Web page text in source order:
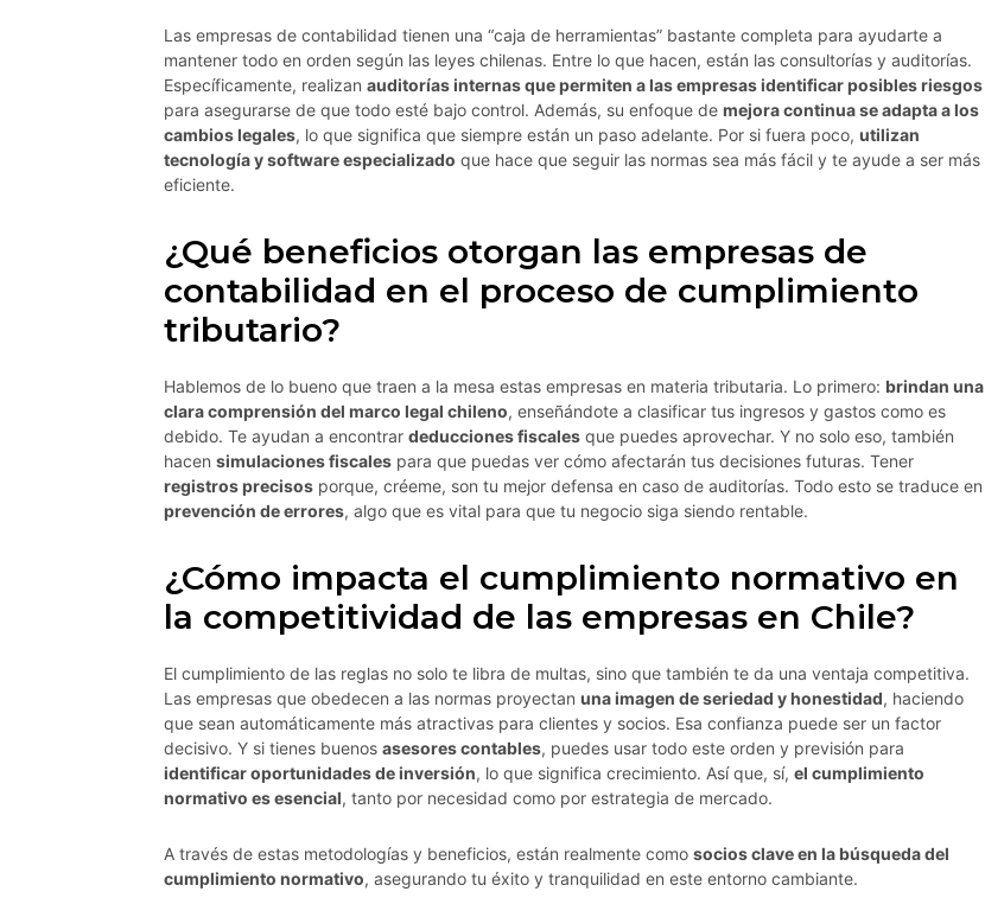
Las empresas de contabilidad tienen una “caja de herramientas” bastante completa para ayudarte a
mantener todo en orden según las leyes chilenas. Entre lo que hacen, están las consultorías y auditorías.
Específicamente, realizan auditorías internas que permiten a las empresas identificar posibles riesgos
para asegurarse de que todo esté bajo control. Además, su enfoque de mejora continua se adapta a los
cambios legales, lo que significa que siempre están un paso adelante. Por si fuera poco, utilizan
tecnología y software especializado que hace que seguir las normas sea más fácil y te ayude a ser más
eficiente.
¿Qué beneficios otorgan las empresas de
contabilidad en el proceso de cumplimiento
tributario?
Hablemos de lo bueno que traen a la mesa estas empresas en materia tributaria. Lo primero: brindan una
clara comprensión del marco legal chileno, enseñándote a clasificar tus ingresos y gastos como es
debido. Te ayudan a encontrar deducciones fiscales que puedes aprovechar. Y no solo eso, también
hacen simulaciones fiscales para que puedas ver cómo afectarán tus decisiones futuras. Tener
registros precisos porque, créeme, son tu mejor defensa en caso de auditorías. Todo esto se traduce en
prevención de errores, algo que es vital para que tu negocio siga siendo rentable.
¿Cómo impacta el cumplimiento normativo en
la competitividad de las empresas en Chile?
El cumplimiento de las reglas no solo te libra de multas, sino que también te da una ventaja competitiva.
Las empresas que obedecen a las normas proyectan una imagen de seriedad y honestidad, haciendo
que sean automáticamente más atractivas para clientes y socios. Esa confianza puede ser un factor
decisivo. Y si tienes buenos asesores contables, puedes usar todo este orden y previsión para
identificar oportunidades de inversión, lo que significa crecimiento. Así que, sí, el cumplimiento
normativo es esencial, tanto por necesidad como por estrategia de mercado.
A través de estas metodologías y beneficios, están realmente como socios clave en la búsqueda del
cumplimiento normativo, asegurando tu éxito y tranquilidad en este entorno cambiante.